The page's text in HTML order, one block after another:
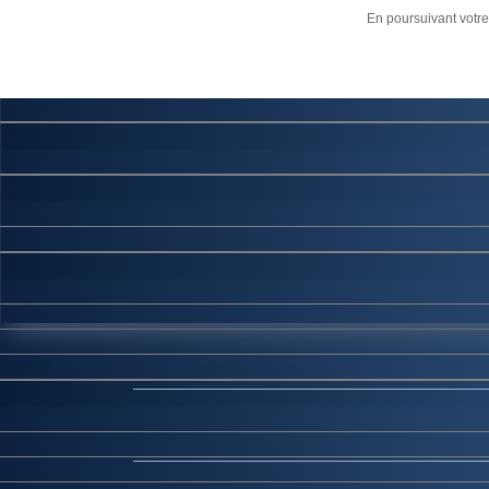
En poursuivant
Maximenu CK message : Your module is still working in V8